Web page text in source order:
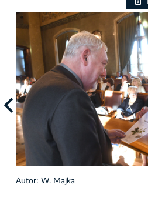
Autor: W. Majka